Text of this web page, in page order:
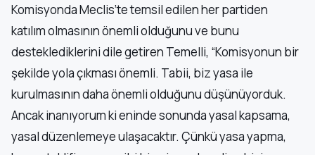
Komisyonda Meclis’te temsil edilen her partiden
katılım olmasının önemli olduğunu ve bunu
desteklediklerini dile getiren Temelli, “Komisyonun bir
şekilde yola çıkması önemli. Tabii, biz yasa ile
kurulmasının daha önemli olduğunu düşünüyorduk.
Ancak inanıyorum ki eninde sonunda yasal kapsama,
yasal düzenlemeye ulaşacaktır. Çünkü yasa yapma,